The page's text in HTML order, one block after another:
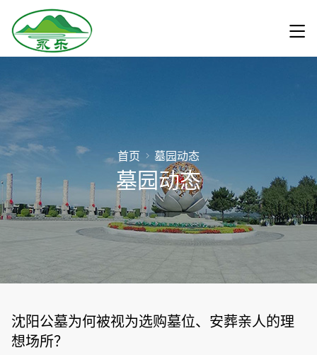
首页 墓园动态
墓园动态
沈阳公墓为何被视为选购墓位、安葬亲人的理
想场所？